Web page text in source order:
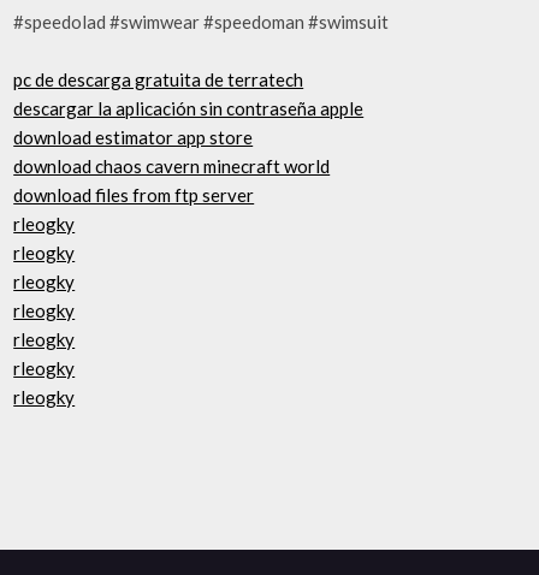
#speedolad #swimwear #speedoman #swimsuit
pc de descarga gratuita de terratech
descargar la aplicación sin contraseña apple
download estimator app store
download chaos cavern minecraft world
download files from ftp server
rleogky
rleogky
rleogky
rleogky
rleogky
rleogky
rleogky